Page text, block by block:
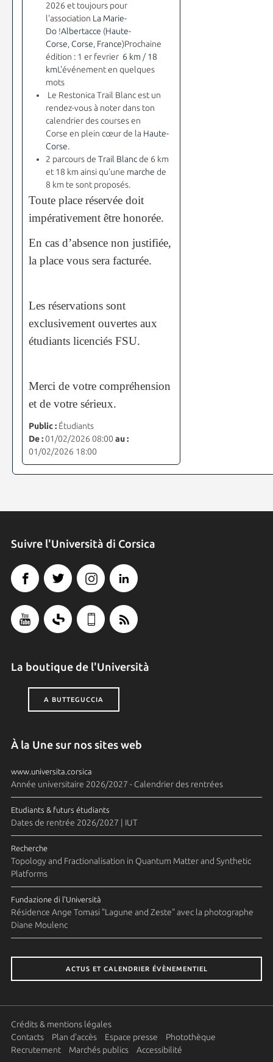
2026 et toujours pour
l'association La Marie-
Do!Albertacce (Haute-
Corse, Corse, France)Prochaine
édition : 1 er fevrier 6 km /18
kmL'événement en quelques
mots
Le Restonica Trail Blanc est un
rendez-vous à noter dans ton
calendrier des courses en
Corse en plein cœur de la Haute-
Corse.
2 parcours de Trail Blancde 6 km
et 18 km ainsi qu'une marche de
8 km te sont proposés.
Toute place réservée doit
impérativement être honorée.
En cas d’absence non justifiée,
la place vous sera facturée.
Les réservations sont
exclusivement ouvertes aux
étudiants licenciés FSU.
Merci de votre compréhension
et de votre sérieux.
Public :Étudiants
De :01/02/2026 08:00 au :
01/02/2026 18:00
Suivre l'Università di Corsica
La boutique de l'Università
A BUTTEGUCCIA
À la Une sur nos sites web
www.universita.corsica
Année universitaire 2026/2027 - Calendrier des rentrées
Etudiants & futurs étudiants
Dates de rentrée 2026/2027 | IUT
Recherche
Topology and Fractionalisation in Quantum Matter and Synthetic
Platforms
Fundazione di l'Università
Résidence Ange Tomasi "Lagune and Zeste" avec la photographe
Diane Moulenc
ACTUS ET CALENDRIER ÉVÈNEMENTIEL
Crédits & mentions légales
Contacts
Plan d'accès Espace presse
Photothèque
Recrutement
Marchés publics Accessibilité